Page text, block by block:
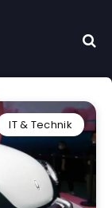
IT & Technik